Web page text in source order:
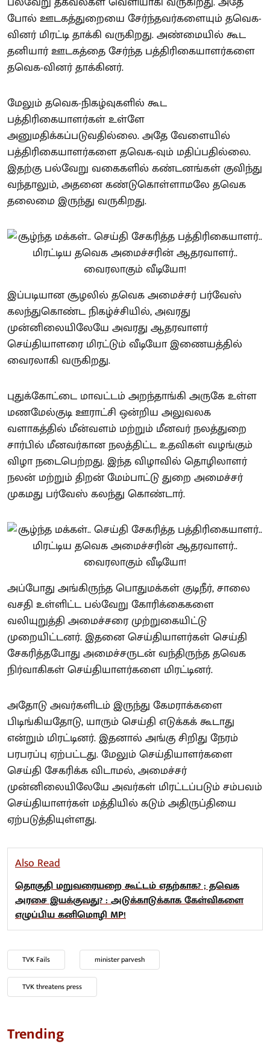
போல் ஊடகத்துறையை சேர்ந்தவர்களையும் தவெக-
வினர் மிரட்டி தாக்கி வருகிறது. அண்மையில் கூட
தனியார் ஊடகத்தை சேர்ந்த பத்திரிகையாளர்களை
தவெக-வினர் தாக்கினர்.
மேலும் தவெக-நிகழ்வுகளில் கூட
பத்திரிகையாளர்கள் உள்ளே
அனுமதிக்கப்படுவதில்லை. அதே வேளையில்
பத்திரிகையாளர்களை தவெக-வும் மதிப்பதில்லை.
இதற்கு பல்வேறு வகைகளில் கண்டனங்கள் குவிந்து
வந்தாலும், அதனை கண்டுகொள்ளாமலே தவெக
தலைமை இருந்து வருகிறது.
இப்படியான சூழலில் தவெக அமைச்சர் பர்வேஸ்
கலந்துகொண்ட நிகழ்ச்சியில், அவரது
முன்னிலையிலேயே அவரது ஆதரவாளர்
செய்தியாளரை மிரட்டும் வீடியோ இணையத்தில்
வைரலாகி வருகிறது.
புதுக்கோட்டை மாவட்டம் அறந்தாங்கி அருகே உள்ள
மணமேல்குடி ஊராட்சி ஒன்றிய அலுவலக
வளாகத்தில் மீன்வளம் மற்றும் மீனவர் நலத்துறை
சார்பில் மீனவர்கான நலத்திட்ட உதவிகள் வழங்கும்
விழா நடைபெற்றது. இந்த விழாவில் தொழிலாளர்
நலன் மற்றும் திறன் மேம்பாட்டு துறை அமைச்சர்
முகமது பர்வேஸ் கலந்து கொண்டார்.
அப்போது அங்கிருந்த பொதுமக்கள் குடிநீர், சாலை
வசதி உள்ளிட்ட பல்வேறு கோரிக்கைகளை
வலியுறுத்தி அமைச்சரை முற்றுகையிட்டு
முறையிட்டனர். இதனை செய்தியாளர்கள் செய்தி
சேகரித்தபோது அமைச்சருடன் வந்திருந்த தவெக
நிர்வாகிகள் செய்தியாளர்களை மிரட்டினர்.
அதோடு அவர்களிடம் இருந்து கேமராக்களை
பிடிங்கியதோடு, யாரும் செய்தி எடுக்கக் கூடாது
என்றும் மிரட்டினர். இதனால் அங்கு சிறிது நேரம்
பரபரப்பு ஏற்பட்டது. மேலும் செய்தியாளர்களை
செய்தி சேகரிக்க விடாமல், அமைச்சர்
முன்னிலையிலேயே அவர்கள் மிரட்டப்படும் சம்பவம்
செய்தியாளர்கள் மத்தியில் கடும் அதிருப்தியை
ஏற்படுத்தியுள்ளது.
Also Read
தொகுதி மறுவரையறை கூட்டம் எதற்காக? ; தவெக
அரசை இயக்குவது? : அடுக்காடுக்காக கேள்விகளை
எழுப்பிய கனிமொழி MP!
TVK Fails minister parvesh
TVK threatens press
Trending